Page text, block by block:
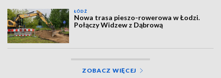
ŁÓDŹ
Nowa trasa pieszo-rowerowa w Łodzi.
Połączy Widzew z Dąbrową
ZOBACZ WIĘCEJ